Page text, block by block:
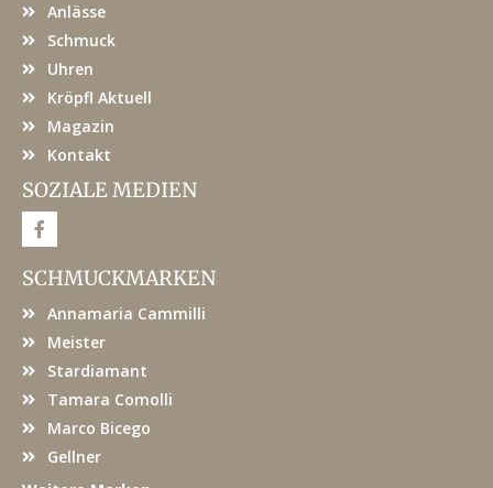
Anlässe
Schmuck
Uhren
Kröpfl Aktuell
Magazin
Kontakt
SOZIALE MEDIEN
F
a
e
b
o
SCHMUCKMARKEN
Annamaria Cammilli
Meister
Stardiamant
Tamara Comolli
Marco Bicego
Gellner